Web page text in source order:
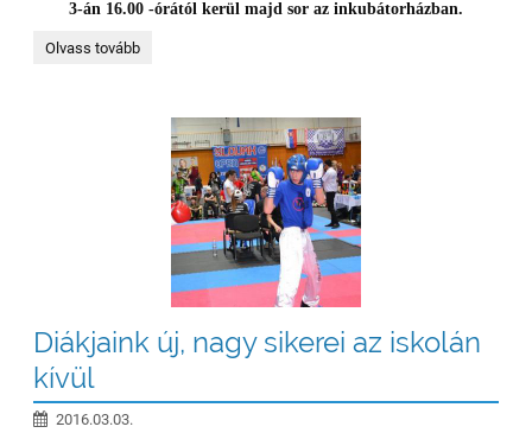
3-án 16.00 -órától kerül majd sor az inkubátorházban.
ÁLMUNKBAN...:
Olvass tovább
Diákjaink új, nagy sikerei az iskolán
kívül
2016.03.03.